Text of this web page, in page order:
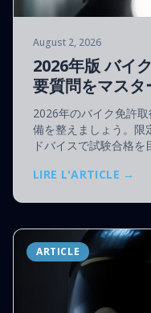
August 2, 2026
2026年版 バイ
要質問をマスタ
2026年のバイク免許
備を整えましょう。限
ドバイスで試験合格を
LIRE L'ARTICLE →
ARTICLE